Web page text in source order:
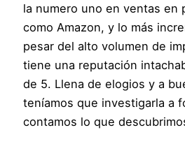
la numero uno en ventas en
como Amazon, y lo más
pesar del alto volumen de
tiene una reputación
de 5. Llena de elogios y a
teníamos que investigarla a
contamos lo que